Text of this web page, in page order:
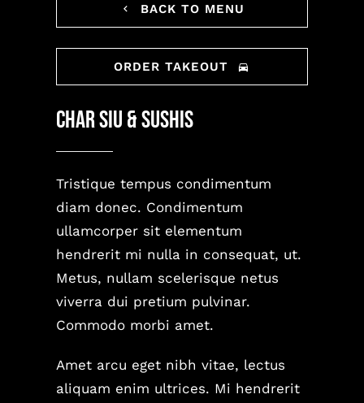
BACK TO MENU
ORDER TAKEOUT
Char Siu & Sushis
Tristique tempus condimentum
diam donec. Condimentum
ullamcorper sit elementum
hendrerit mi nulla in consequat, ut.
Metus, nullam scelerisque netus
viverra dui pretium pulvinar.
Commodo morbi amet.
Amet arcu eget nibh vitae, lectus
aliquam enim ultrices. Mi hendrerit